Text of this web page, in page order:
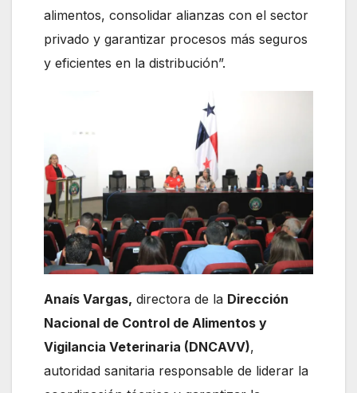
alimentos, consolidar alianzas con el sector
privado y garantizar procesos más seguros
y eficientes en la distribución”.
Anaís Vargas, directora de la Dirección
Nacional de Control de Alimentos y
Vigilancia Veterinaria (DNCAVV),
autoridad sanitaria responsable de liderar la